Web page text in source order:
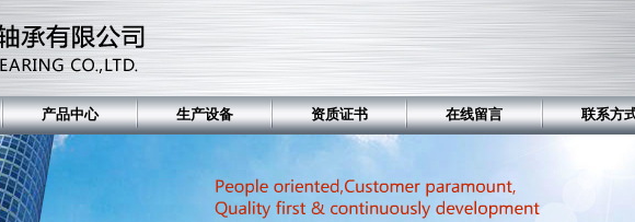
产品中心 生产设备 资质证书 在线留言 联系方